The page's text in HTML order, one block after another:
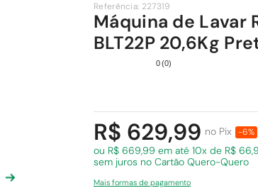
Referência: 227319
Máquina de Lavar
BLT22P 20,6Kg
0(0)
R$ 629,99 no Pix -6%
ou R$ 669,99 em até 10x de R$
sem juros no Cartão Quero-Quero
Mais formas de pagamento